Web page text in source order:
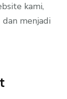
kami,
menjadi